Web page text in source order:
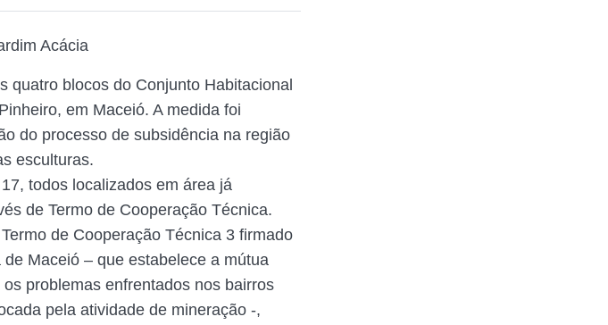
Acácia
quatro blocos do Conjunto Habitacional
em Maceió. A medida foi
do processo de subsidência na região
esculturas.
todos localizados em área já
de Termo de Cooperação Técnica.
de Cooperação Técnica 3 firmado
Maceió – que estabelece a mútua
problemas enfrentados nos bairros
pela atividade de mineração -,